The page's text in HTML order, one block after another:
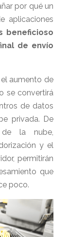
por qué un
aplicaciones
beneficioso
de envío
aumento de
se convertirá
de datos
privada. De
de la nube,
y el
permitirán
que
poco.